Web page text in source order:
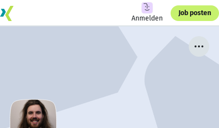
Anmelden
Job posten